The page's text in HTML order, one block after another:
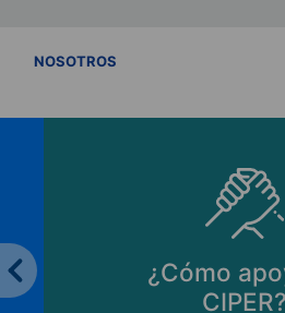
NOSOTROS
¿Cómo
CIPER?